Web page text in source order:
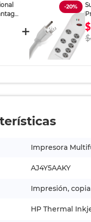
-20%
Impresora
AJ4Y5AAKY
Impresión,
HP Thermal